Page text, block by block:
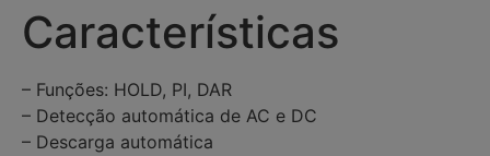
Características
– Funções: HOLD, PI, DAR
– Detecção automática de AC e DC
– Descarga automática